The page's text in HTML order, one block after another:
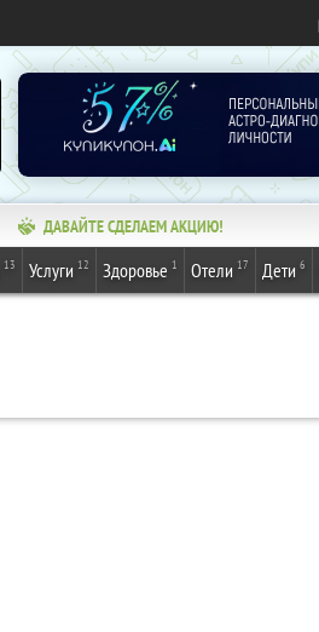
ДАВАЙТЕ СДЕЛАЕМ АКЦИЮ!
13 Услуги 12 Здоровье 1 Отели 17 Дети 6